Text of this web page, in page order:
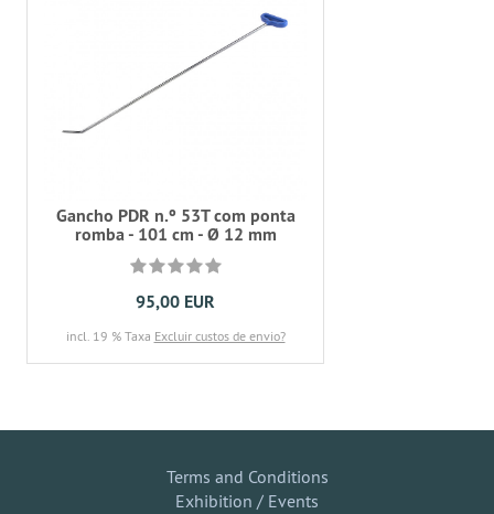
Gancho PDR n.º 53T com ponta
romba - 101 cm - Ø 12 mm
95,00 EUR
incl. 19 % Taxa Excluir custos de envio?
Terms and Conditions
Exhibition / Events